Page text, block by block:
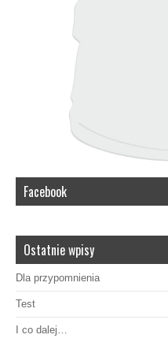
Facebook
Ostatnie wpisy
Dla przypomnienia
Test
I co dalej…